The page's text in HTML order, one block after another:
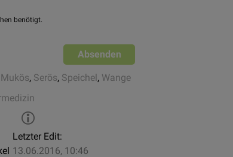
benötigt.
Absenden
Mukös, Serös, Speichel, Wange
Letzter Edit:
13.06.2016, 10:46